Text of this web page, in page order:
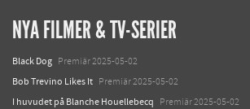
NYA FILMER & TV-SERIER
Black Dog Premiär 2025-05-02
Bob Trevino Likes It Premiär 2025-05-02
I huvudet på Blanche Houellebecq Premiär 2025-05-02